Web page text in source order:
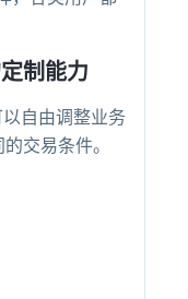
制能力
自由调整业务
交易条件。